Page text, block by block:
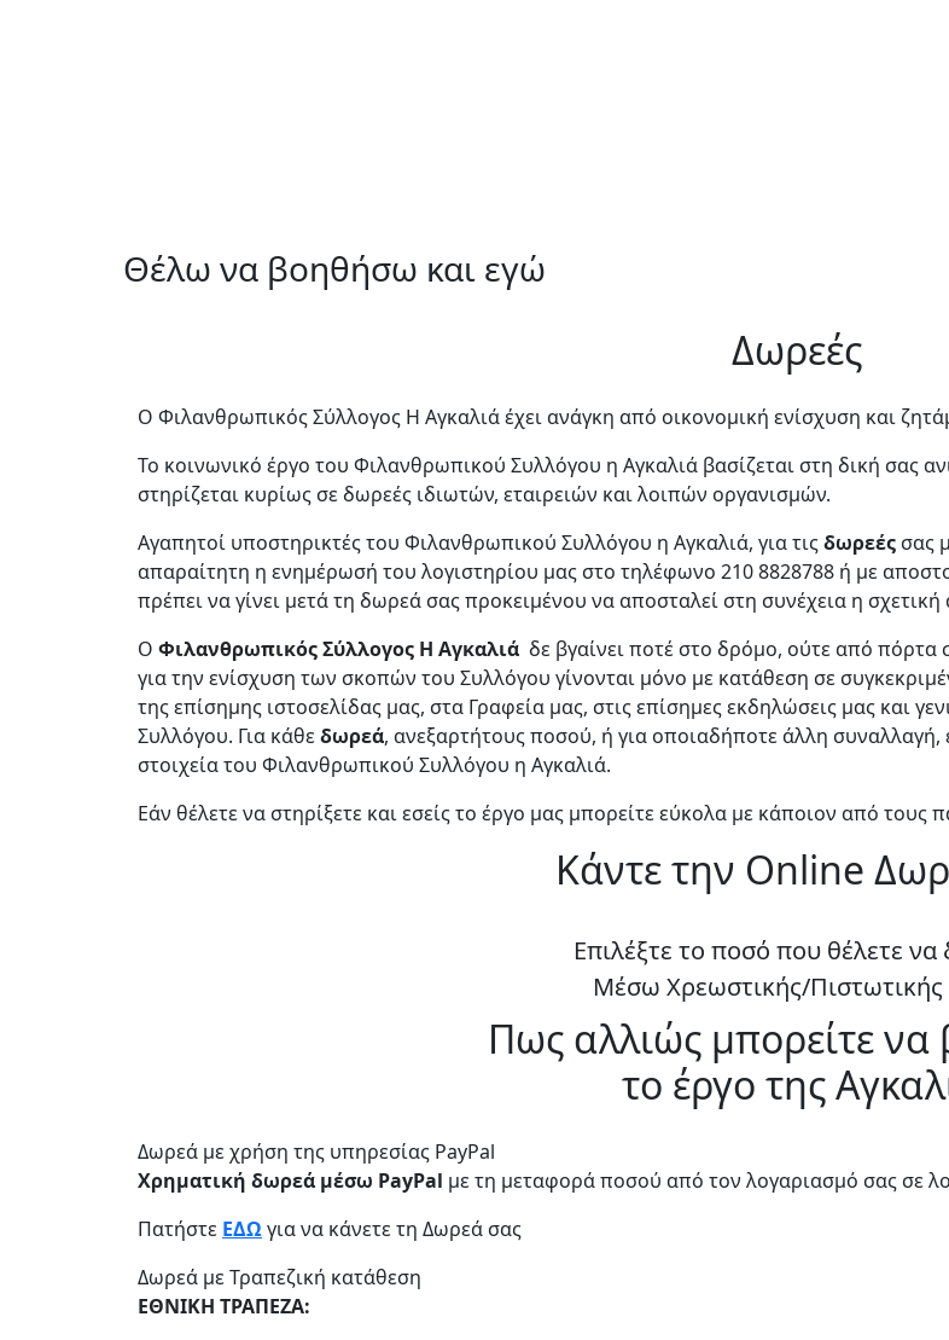
Θέλω να βοηθήσω και εγώ
Δωρεές
O Φιλανθρωπικός Σύλλογος Η Αγκαλιά έχει ανάγκη από οικονομική ενίσχυση και
Το κοινωνικό έργο του Φιλανθρωπικού Συλλόγου η Αγκαλιά βασίζεται στη δική σας
στηρίζεται κυρίως σε δωρεές ιδιωτών, εταιρειών και λοιπών οργανισμών.
Αγαπητοί υποστηρικτές του Φιλανθρωπικού Συλλόγου η Αγκαλιά, για τιςδωρεές σας
απαραίτητη η ενημέρωσή του λογιστηρίου μας στο τηλέφωνο 210 8828788 ή με
πρέπει να γίνει μετά τη δωρεά σας προκειμένου να αποσταλεί στη συνέχεια η
Ο Φιλανθρωπικός Σύλλογος Η Αγκαλιά δε βγαίνει ποτέ στο δρόμο, ούτε από πόρτα
για την ενίσχυση των σκοπών του Συλλόγου γίνονται μόνο με κατάθεση σε
της επίσημης ιστοσελίδας μας, στα Γραφεία μας, στις επίσημες εκδηλώσεις μας και
Συλλόγου. Για κάθεδωρεά, ανεξαρτήτους ποσού, ή για οποιαδήποτε άλλη συναλλαγή,
στοιχεία του Φιλανθρωπικού Συλλόγου η Αγκαλιά.
Εάν θέλετε να στηρίξετε και εσείς το έργο μας μπορείτε εύκολα με κάποιον από
Κάντε την Online
Επιλέξτε το ποσό που θέλετε να
Μέσω Χρεωστικής/Πιστωτικής
Πως αλλιώς μπορείτε να
το έργο της
Δωρεά με χρήση της υπηρεσίας PayPal
Χρηματική δωρεά μέσω PayPal με τη μεταφορά ποσού από τον λογαριασμό σας σε
Πατήστε ΕΔΩγια να κάνετε τη Δωρεά σας
Δωρεά με Τραπεζική κατάθεση
ΕΘΝΙΚΗ ΤΡΑΠΕΖΑ: